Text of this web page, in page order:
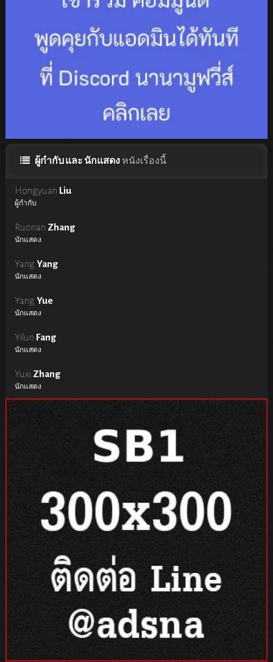
ผู้กำกับ และ นักแสดงหนังเรื่องนี้
Hongyuan Liu
ผู้กำกับ
Ruonan Zhang
นักแสดง
YangYang
นักแสดง
YangYue
นักแสดง
Yilun Fang
นักแสดง
Yuxi Zhang
นักแสดง